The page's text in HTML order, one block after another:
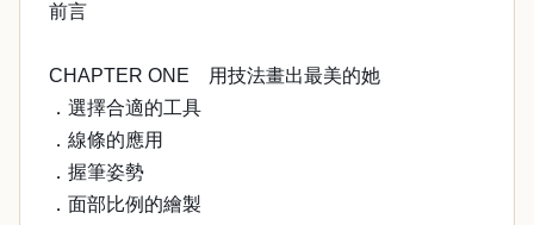
前言
CHAPTER ONE 用技法畫出最美的她
．選擇合適的工具
．線條的應用
．握筆姿勢
．面部比例的繪製